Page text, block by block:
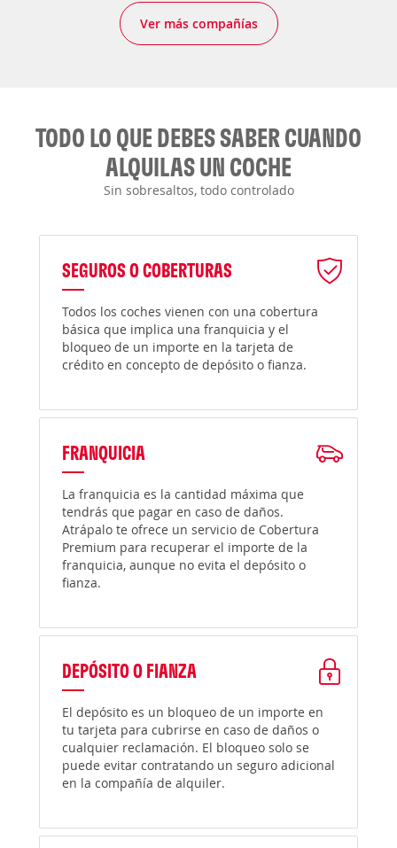
Ver más compañías
TODO LO QUE DEBES SABER CUANDO
ALQUILAS UN COCHE
Sin sobresaltos, todo controlado
SEGUROS O COBERTURAS
Todos los coches vienen con una cobertura
básica que implica una franquicia y el
bloqueo de un importe en la tarjeta de
crédito en concepto de depósito o fianza.
FRANQUICIA
La franquicia es la cantidad máxima que
tendrás que pagar en caso de daños.
Atrápalo te ofrece un servicio de Cobertura
Premium para recuperar el importe de la
franquicia, aunque no evita el depósito o
fianza.
DEPÓSITO O FIANZA
El depósito es un bloqueo de un importe en
tu tarjeta para cubrirse en caso de daños o
cualquier reclamación. El bloqueo solo se
puede evitar contratando un seguro adicional
en la compañía de alquiler.